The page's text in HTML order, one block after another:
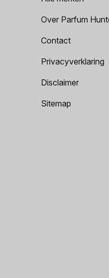
Over Parfum
Contact
Privacyverklaring
Disclaimer
Sitemap